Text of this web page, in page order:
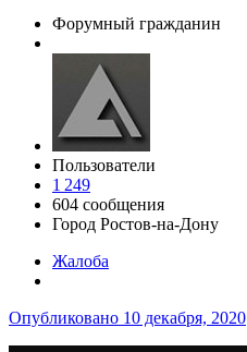
Форумный гражданин
Пользователи
1 249
604 сообщения
Город Ростов-на-Дону
Жалоба
Опубликовано 10 декабря, 2020